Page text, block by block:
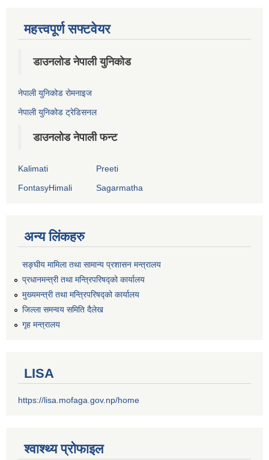
महत्त्वपूर्ण सफ्टवेयर
डाउनलोड नेपाली युनिकोड
नेपाली युनिकोड रोमनाइज
नेपाली युनिकोड ट्रेडिसनल
डाउनलोड नेपाली फन्ट
Kalimati
Preeti
FontasyHimali
Sagarmatha
अन्य लिंकहरु
सङ्‍घीय मामिला तथा सामान्य प्रशासन मन्त्रालय
प्रधानमन्त्री तथा मन्त्रिपरिषद्को कार्यालय
मुख्यमन्त्री तथा मन्त्रिपरिषद्को कार्यालय
जिल्ला समन्वय समिति दैलेख
गृह मन्त्रालय
LISA
https://lisa.mofaga.gov.np/home
श्वाश्थ्य प्रोफाइल